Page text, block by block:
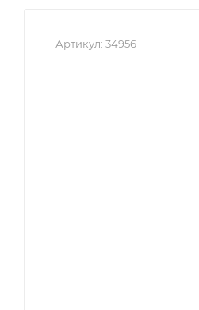
Артикул: 34956